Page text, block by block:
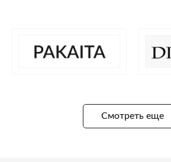
Смотреть еще